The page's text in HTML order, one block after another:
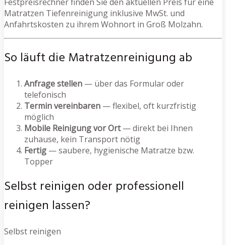
Matratzen Tiefenreinigung inklusive MwSt. und
Anfahrtskosten zu ihrem Wohnort in Groß Molzahn.
So läuft die Matratzenreinigung ab
Anfrage stellen — über das Formular oder
telefonisch
Termin vereinbaren — flexibel, oft kurzfristig
möglich
Mobile Reinigung vor Ort— direkt bei Ihnen
zuhause, kein Transport nötig
Fertig — saubere, hygienische Matratze bzw.
Topper
Selbst reinigen oder professionell
reinigen lassen?
Selbst reinigen